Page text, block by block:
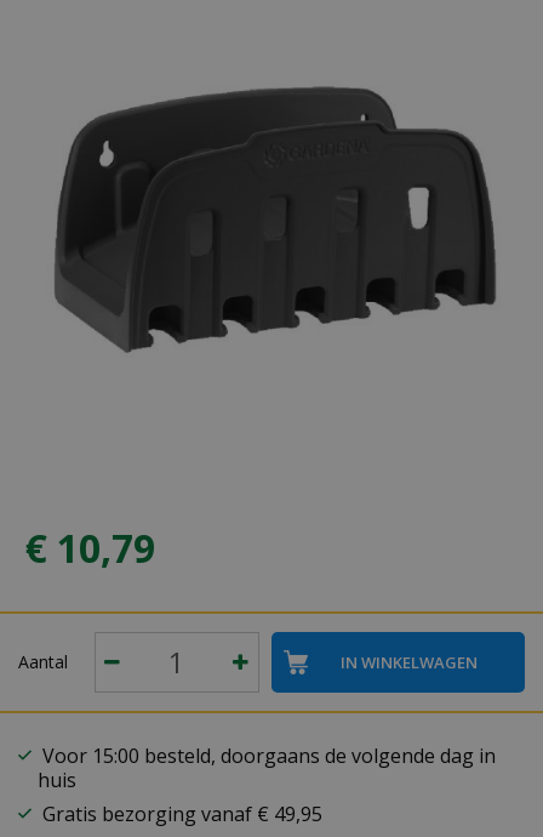
€ 10,79
Aantal
Voor 15:00 besteld, doorgaans de volgende dag in
huis
Gratis bezorging vanaf € 49,95